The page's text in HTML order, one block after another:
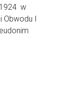
w
Obwodu I